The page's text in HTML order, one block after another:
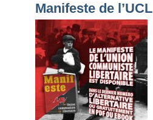
Manifeste de l’UCL